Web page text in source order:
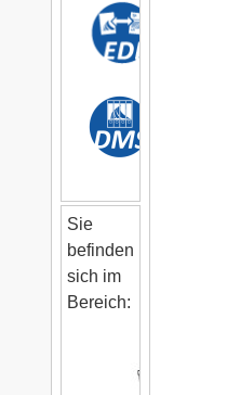
Sie
befinden
sich im
Bereich: